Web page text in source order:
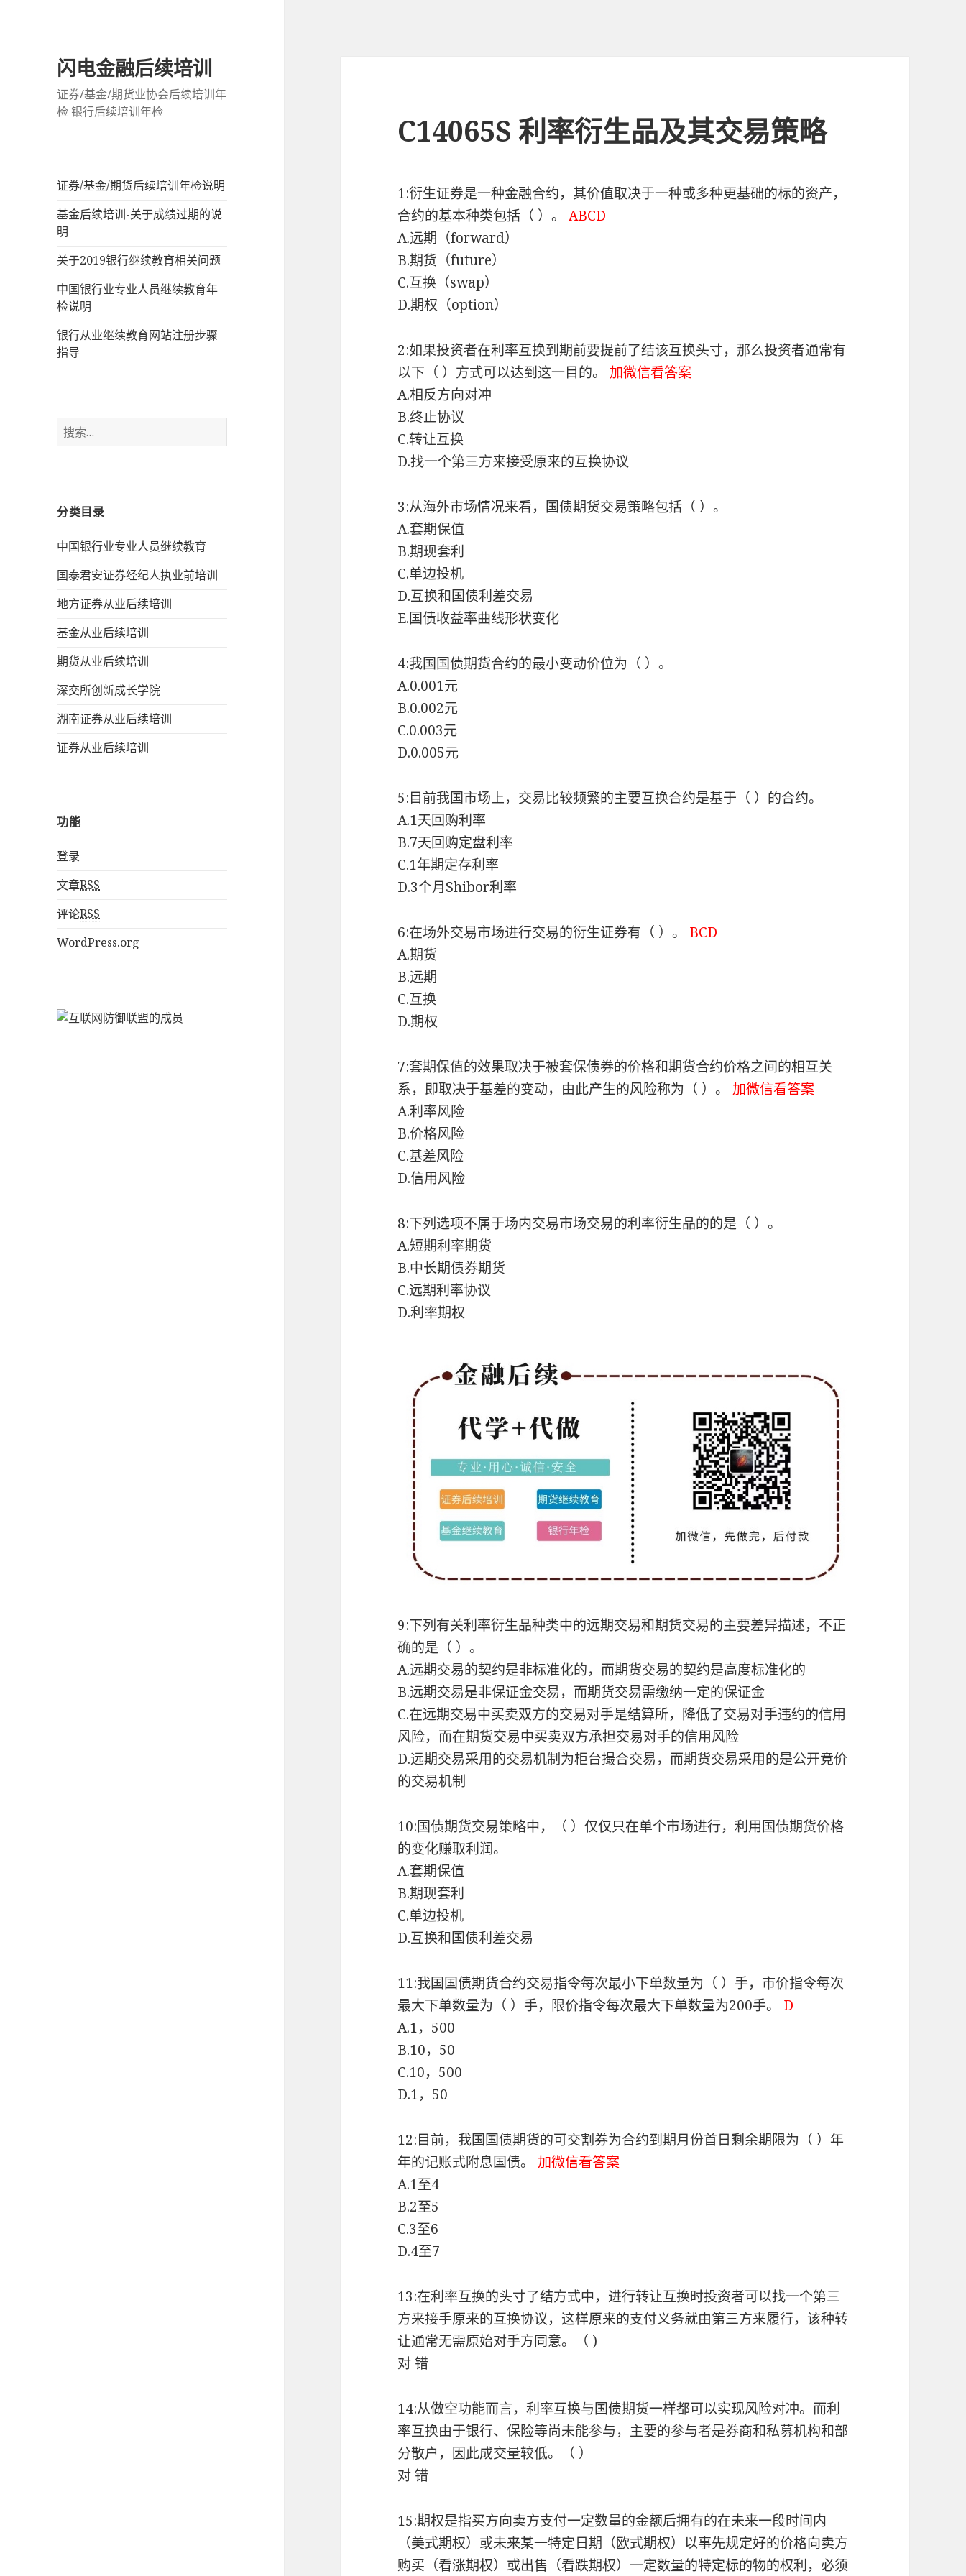
闪电金融后续培训
证券/基金/期货业协会后续培训年
检 银行后续培训年检
证券/基金/期货后续培训年检说明
基金后续培训-关于成绩过期的说
明
关于2019银行继续教育相关问题
中国银行业专业人员继续教育年
检说明
银行从业继续教育网站注册步骤
指导
搜
索：
分类目录
中国银行业专业人员继续教育
国泰君安证券经纪人执业前培训
地方证券从业后续培训
基金从业后续培训
期货从业后续培训
深交所创新成长学院
湖南证券从业后续培训
证券从业后续培训
功能
登录
文章RSS
评论RSS
WordPress.org
C14065S 利率衍生品及其交易策略
1:衍生证券是一种金融合约，其价值取决于一种或多种更基础的标的资产，
合约的基本种类包括（ ）。ABCD
A.远期（forward）
B.期货（future）
C.互换（swap）
D.期权（option）
2:如果投资者在利率互换到期前要提前了结该互换头寸，那么投资者通常有
以下（ ）方式可以达到这一目的。 加微信看答案
A.相反方向对冲
B.终止协议
C.转让互换
D.找一个第三方来接受原来的互换协议
3:从海外市场情况来看，国债期货交易策略包括（ ）。
A.套期保值
B.期现套利
C.单边投机
D.互换和国债利差交易
E.国债收益率曲线形状变化
4:我国国债期货合约的最小变动价位为（ ）。
A.0.001元
B.0.002元
C.0.003元
D.0.005元
5:目前我国市场上，交易比较频繁的主要互换合约是基于（ ）的合约。
A.1天回购利率
B.7天回购定盘利率
C.1年期定存利率
D.3个月Shibor利率
6:在场外交易市场进行交易的衍生证券有（ ）。 BCD
A.期货
B.远期
C.互换
D.期权
7:套期保值的效果取决于被套保债券的价格和期货合约价格之间的相互关
系，即取决于基差的变动，由此产生的风险称为（ ）。 加微信看答案
A.利率风险
B.价格风险
C.基差风险
D.信用风险
8:下列选项不属于场内交易市场交易的利率衍生品的的是（ ）。
A.短期利率期货
B.中长期债券期货
C.远期利率协议
D.利率期权
9:下列有关利率衍生品种类中的远期交易和期货交易的主要差异描述，不正
确的是（ ）。
A.远期交易的契约是非标准化的，而期货交易的契约是高度标准化的
B.远期交易是非保证金交易，而期货交易需缴纳一定的保证金
C.在远期交易中买卖双方的交易对手是结算所，降低了交易对手违约的信用
风险，而在期货交易中买卖双方承担交易对手的信用风险
D.远期交易采用的交易机制为柜台撮合交易，而期货交易采用的是公开竞价
的交易机制
10:国债期货交易策略中，（ ）仅仅只在单个市场进行，利用国债期货价格
的变化赚取利润。
A.套期保值
B.期现套利
C.单边投机
D.互换和国债利差交易
11:我国国债期货合约交易指令每次最小下单数量为（ ）手，市价指令每次
最大下单数量为（ ）手，限价指令每次最大下单数量为200手。 D
A.1，500
B.10，50
C.10，500
D.1，50
12:目前，我国国债期货的可交割券为合约到期月份首日剩余期限为（ ）年
年的记账式附息国债。 加微信看答案
A.1至4
B.2至5
C.3至6
D.4至7
13:在利率互换的头寸了结方式中，进行转让互换时投资者可以找一个第三
方来接手原来的互换协议，这样原来的支付义务就由第三方来履行，该种转
让通常无需原始对手方同意。（ )
对 错
14:从做空功能而言，利率互换与国债期货一样都可以实现风险对冲。而利
率互换由于银行、保险等尚未能参与，主要的参与者是券商和私募机构和部
分散户，因此成交量较低。（ ）
对 错
15:期权是指买方向卖方支付一定数量的金额后拥有的在未来一段时间内
（美式期权）或未来某一特定日期（欧式期权）以事先规定好的价格向卖方
购买（看涨期权）或出售（看跌期权）一定数量的特定标的物的权利，必须